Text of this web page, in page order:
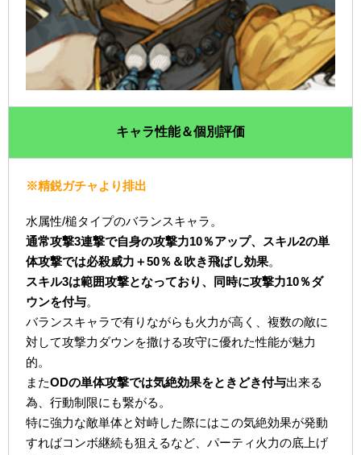
キャラ性能＆個別評価
※精鋭ガチャより排出
水属性/槌タイプのバランスキャラ。
通常攻撃3連撃で自身の攻撃力10％アップ、スキル2の単
体攻撃では必殺威力＋50％＆吹き飛ばし効果。
スキル3は範囲攻撃となっており、同時に攻撃力10％ダ
ウンを付与。
バランスキャラで有りながらも火力が高く、複数の敵に
対して攻撃力ダウンを撒ける攻守に優れた性能が魅力
的。
またODの単体攻撃では気絶効果をときどき付与出来る
為、行動制限にも繋がる。
特に強力な敵単体と対峙した際にはこの気絶効果が発動
すればコンボ継続も狙えるなど、パーティ火力の底上げ